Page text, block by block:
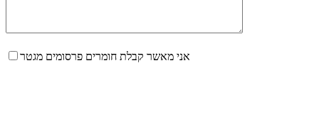
אני מאשר קבלת חומרים פרסומים מגטר